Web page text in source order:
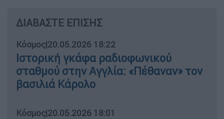
ΔΙΑΒΑΣΤΕ ΕΠΙΣΗΣ
Κόσμος|20.05.2026 18:22
Ιστορική γκάφα ραδιοφωνικού
σταθμού στην Αγγλία: «Πέθαναν» τον
βασιλιά Κάρολο
Κόσμος|20.05.2026 18:01